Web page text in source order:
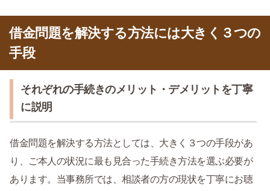
借金問題を解決する方法には大きく３つの
手段
それぞれの手続きのメリット・デメリットを丁寧
に説明
借金問題を解決する方法としては、大きく３つの手段があ
り、ご本人の状況に最も見合った手続き方法を選ぶ必要が
あります。当事務所では、相談者の方の現状を丁寧にお聴